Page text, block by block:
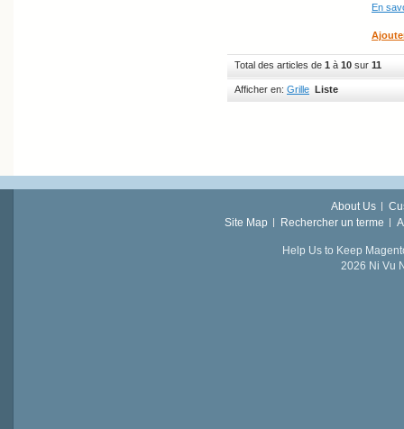
En
Total des articles de 1 à 10 sur 11
Afficher en: Grille Liste
About Us
Site Map
Rechercher un terme
Help Us to Keep
2026 Ni Vu